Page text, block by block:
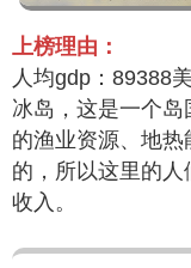
上榜理由：
人均gdp：89388
冰岛，这是一个
的渔业资源、地
的，所以这里的
收入。